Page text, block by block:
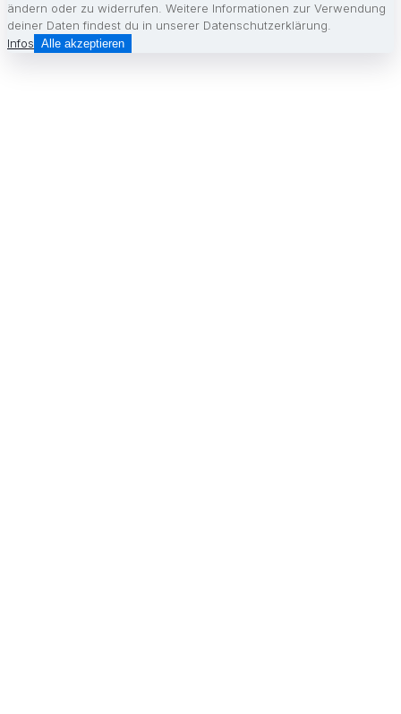
ändern oder zu widerrufen. Weitere Informationen zur Verwendung
deiner Daten findest du in unserer Datenschutzerklärung.
Infos Alle akzeptieren